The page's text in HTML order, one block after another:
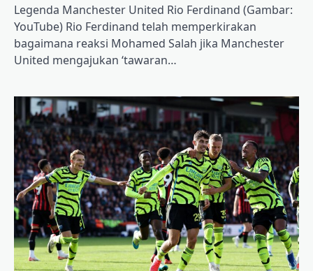
Legenda Manchester United Rio Ferdinand (Gambar:
YouTube) Rio Ferdinand telah memperkirakan
bagaimana reaksi Mohamed Salah jika Manchester
United mengajukan ‘tawaran…